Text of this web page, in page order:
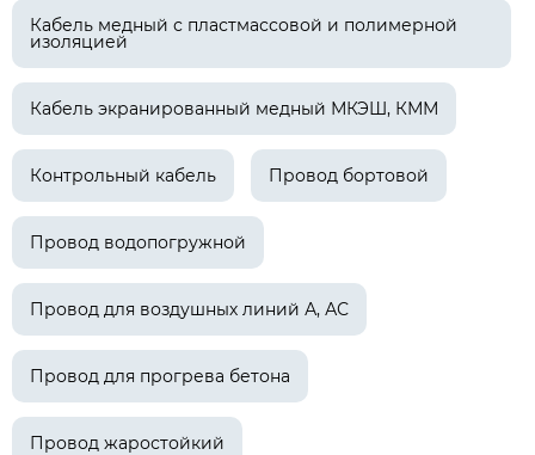
Кабель медный с пластмассовой и полимерной
изоляцией
Кабель экранированный медный МКЭШ, КММ
Контрольный кабель Провод бортовой
Провод водопогружной
Провод для воздушных линий А, АС
Провод для прогрева бетона
Провод жаростойкий